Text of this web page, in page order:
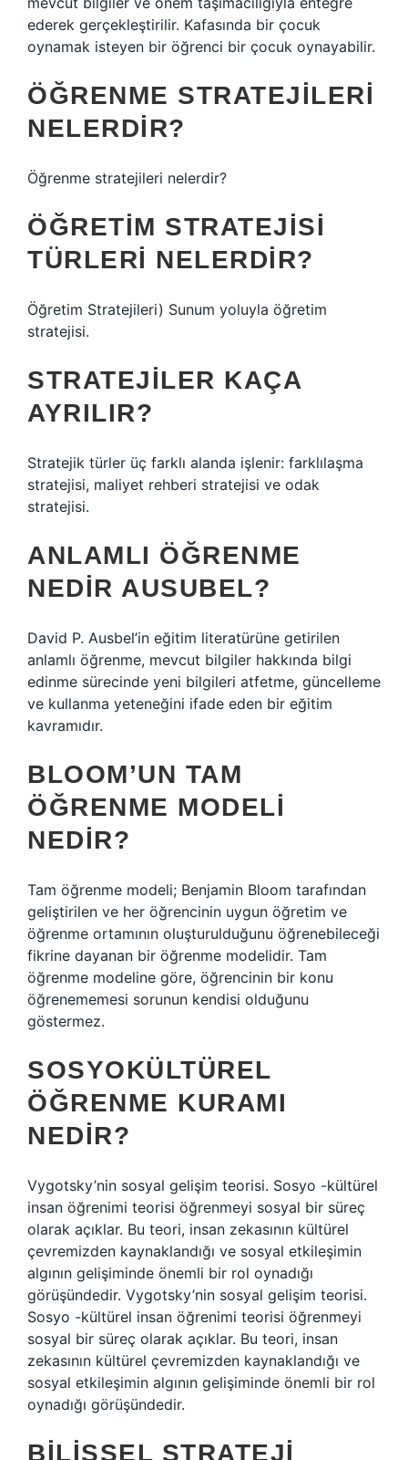
ederek gerçekleştirilir. Kafasında bir çocuk
oynamak isteyen bir öğrenci bir çocuk oynayabilir.
ÖĞRENME STRATEJILERI
NELERDIR?
Öğrenme stratejileri nelerdir?
ÖĞRETIM STRATEJISI
TÜRLERI NELERDIR?
Öğretim Stratejileri) Sunum yoluyla öğretim
stratejisi.
STRATEJILER KAÇA
AYRILIR?
Stratejik türler üç farklı alanda işlenir: farklılaşma
stratejisi, maliyet rehberi stratejisi ve odak
stratejisi.
ANLAMLI ÖĞRENME
NEDIR AUSUBEL?
David P. Ausbel’in eğitim literatürüne getirilen
anlamlı öğrenme, mevcut bilgiler hakkında bilgi
edinme sürecinde yeni bilgileri atfetme, güncelleme
ve kullanma yeteneğini ifade eden bir eğitim
kavramıdır.
BLOOM’UN TAM
ÖĞRENME MODELI
NEDIR?
Tam öğrenme modeli; Benjamin Bloom tarafından
geliştirilen ve her öğrencinin uygun öğretim ve
öğrenme ortamının oluşturulduğunu öğrenebileceği
fikrine dayanan bir öğrenme modelidir. Tam
öğrenme modeline göre, öğrencinin bir konu
öğrenememesi sorunun kendisi olduğunu
göstermez.
SOSYOKÜLTÜREL
ÖĞRENME KURAMI
NEDIR?
Vygotsky’nin sosyal gelişim teorisi. Sosyo -kültürel
insan öğrenimi teorisi öğrenmeyi sosyal bir süreç
olarak açıklar. Bu teori, insan zekasının kültürel
çevremizden kaynaklandığı ve sosyal etkileşimin
algının gelişiminde önemli bir rol oynadığı
görüşündedir. Vygotsky’nin sosyal gelişim teorisi.
Sosyo -kültürel insan öğrenimi teorisi öğrenmeyi
sosyal bir süreç olarak açıklar. Bu teori, insan
zekasının kültürel çevremizden kaynaklandığı ve
sosyal etkileşimin algının gelişiminde önemli bir rol
oynadığı görüşündedir.
BILIŞSEL STRATEJI